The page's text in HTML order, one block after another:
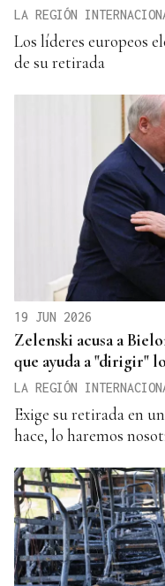
LA REGIÓN
Los líderes europeos
de su retirada
19 JUN 2026
Zelenski acusa a
que ayuda a "dirigir"
LA REGIÓN
Exige su retirada en
hace, lo haremos